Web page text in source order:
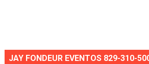
JAY FONDEUR EVENTOS 829-310-